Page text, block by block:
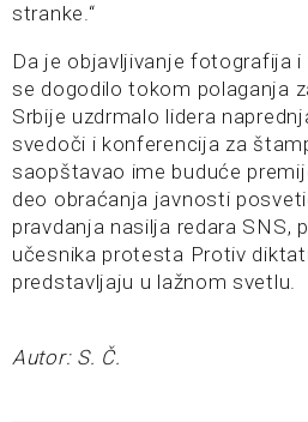
stranke.“
Da je objavljivanje fotografija
se dogodilo tokom polaganja
Srbije uzdrmalo lidera
svedoči i konferencija za
saopštavao ime buduće
deo obraćanja javnosti
pravdanja nasilja redara SNS,
učesnika protesta Protiv
predstavljaju u lažnom svetlu.
Autor: S. Č.